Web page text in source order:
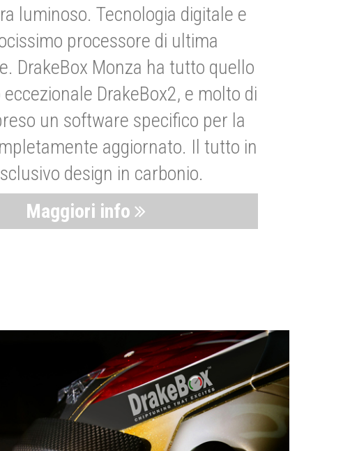
luminoso. Tecnologia digitale e
processore di ultima
DrakeBox Monza ha tutto quello
DrakeBox2, e molto di
un software specifico per la
aggiornato. Il tutto in
design in carbonio.
Maggiori info